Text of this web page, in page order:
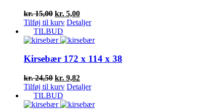
kr.15,00 Den
oprindelige
pris
var:
kr. 5,00Den
aktuelle
er:
Tilføj til kurv Detaljer
TILBUD
Kirsebær 172 x 114 x 38
kr.24,50 Den
oprindelige
pris
var:
kr. 9,82
aktuelle
er:
Tilføj til kurv Detaljer
TILBUD